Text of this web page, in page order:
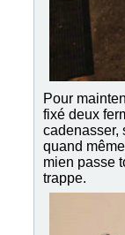
Pour
fixé deux
cadenasser,
quand
mien passe
trappe.